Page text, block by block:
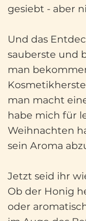
gesiebt - aber
Und das
sauberste und
man
man macht
habe mich für
Weihnachten
sein Aroma
Jetzt seid ihr
Ob der Honig
oder